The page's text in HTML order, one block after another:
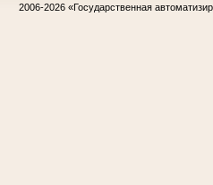
2006-2026 «Государственная